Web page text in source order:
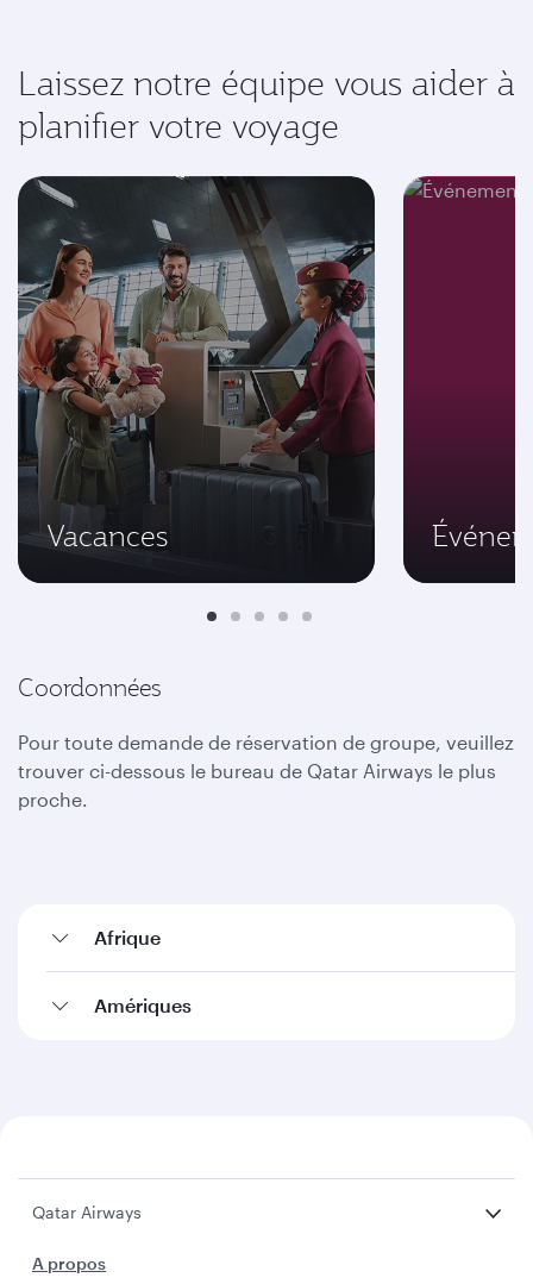
Laissez notre équipe vous aider à
planifier votre voyage
Vacances
Coordonnées
Pour toute demande de réservation de groupe, veuillez
trouver ci-dessous le bureau de Qatar Airways le plus
proche.
Afrique
Amériques
Qatar Airways
A propos